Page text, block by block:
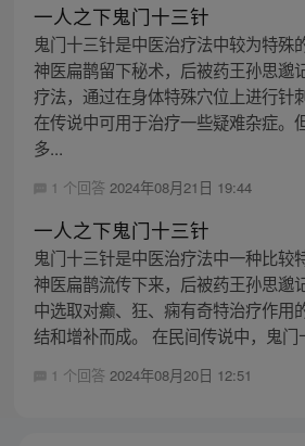
一人之下鬼门十三针
鬼门十三针是中医治疗法中较为特殊
神医扁鹊留下秘术，后被药王孙思邈
疗法，通过在身体特殊穴位上进行针
在传说中可用于治疗一些疑难杂症。
多...
1 个回答 2024年08月21日 19:44
一人之下鬼门十三针
鬼门十三针是中医治疗法中一种比较
神医扁鹊流传下来，后被药王孙思邈
中选取对癫、狂、痫有奇特治疗作用
结和增补而成。 在民间传说中，鬼门
1 个回答 2024年08月20日 12:51